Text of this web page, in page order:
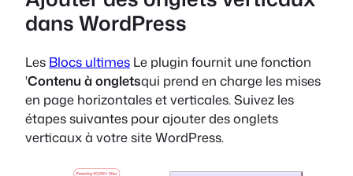
dans WordPress
Les Blocs ultimes Le plugin fournit une fonction
'Contenu à ongletsqui prend en charge les mises
en page horizontales et verticales. Suivez les
étapes suivantes pour ajouter des onglets
verticaux à votre site WordPress.